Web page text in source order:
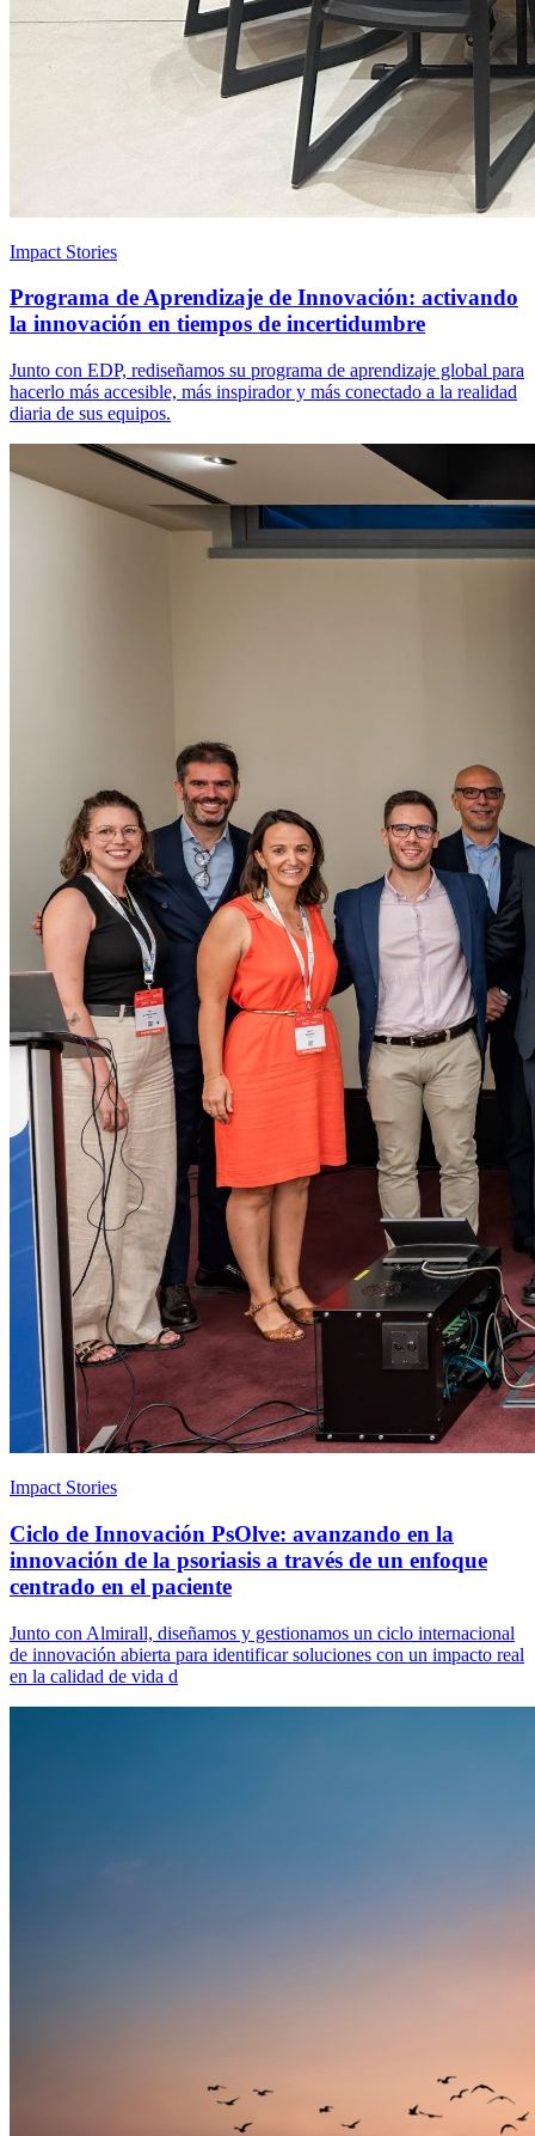
Impact Stories
Programa de Aprendizaje de Innovación: activando
la innovación en tiempos de incertidumbre
Junto con EDP, rediseñamos su programa de aprendizaje global para
hacerlo más accesible, más inspirador y más conectado a la realidad
diaria de sus equipos.
Impact Stories
Ciclo de Innovación PsOlve: avanzando en la
innovación de la psoriasis a través de un enfoque
centrado en el paciente
Junto con Almirall, diseñamos y gestionamos un ciclo internacional
de innovación abierta para identificar soluciones con un impacto real
en la calidad de vida d